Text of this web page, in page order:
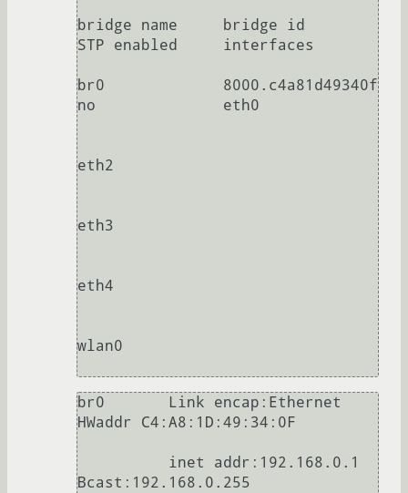
bridge name     bridge id
STP enabled     interfaces
br0             8000.c4a81d49340f
no              eth0
eth2
eth3
eth4
wlan0
br0       Link encap:Ethernet
HWaddr C4:A8:1D:49:34:0F
Bcast:192.168.0.255